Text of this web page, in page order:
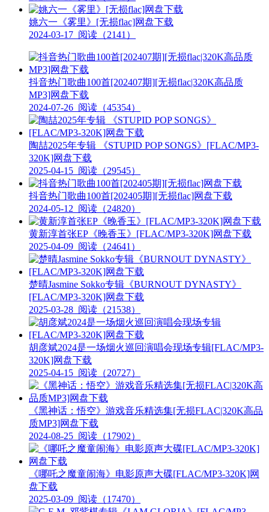
姚六一《雾里》[无损flac]网盘下载
2024-03-17 阅读（2141）
抖音热门歌曲100首[202407期][无损flac|320K高品质
MP3]网盘下载
2024-07-26 阅读（45354）
陶喆2025年专辑 《STUPID POP SONGS》[FLAC/MP3-
320K]网盘下载
2025-04-15 阅读（29545）
抖音热门歌曲100首[202405期][无损flac]网盘下载
2024-05-12 阅读（24820）
黄新淳首张EP《晚香玉》[FLAC/MP3-320K]网盘下载
2025-04-09 阅读（24641）
楚晴Jasmine Sokko专辑《BURNOUT DYNASTY》
[FLAC/MP3-320K]网盘下载
2025-03-28 阅读（21538）
胡彦斌2024是一场烟火巡回演唱会现场专辑[FLAC/MP3-
320K]网盘下载
2025-04-15 阅读（20727）
《黑神话：悟空》游戏音乐精选集[无损FLAC|320K高品
质MP3]网盘下载
2024-08-25 阅读（17902）
《哪吒之魔童闹海》电影原声大碟[FLAC/MP3-320K]网
盘下载
2025-03-09 阅读（17470）